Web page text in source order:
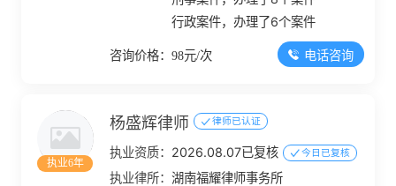
行政案件，办理了6个案件
咨询价格：98元/次 电话咨询
执业6年
杨盛辉律师 律师已认证
执业资质： 2026.08.07已复核 今日已复核
执业律所：湖南福耀律师事务所